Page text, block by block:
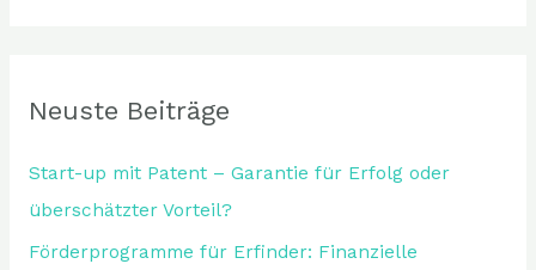
Neuste Beiträge
Start-up mit Patent – Garantie für Erfolg oder
überschätzter Vorteil?
Förderprogramme für Erfinder: Finanzielle